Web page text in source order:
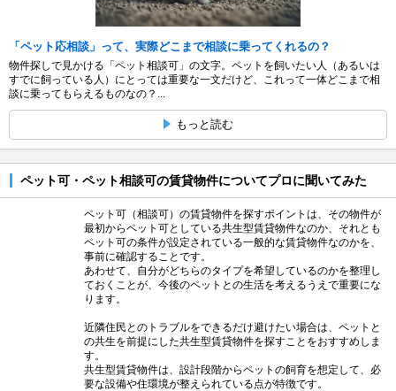
「ペット応相談」って、実際どこまで相談に乗ってくれるの？
物件探しで見かける「ペット相談可」の文字。ペットを飼いたい人（あるいは
すでに飼っている人）にとっては重要な一文だけど、これって一体どこまで相
談に乗ってもらえるものなの？...
もっと読む
ペット可・ペット相談可の賃貸物件についてプロに聞いてみた
ペット可（相談可）の賃貸物件を探すポイントは、その物件が
最初からペット可としている共生型賃貸物件なのか、それとも
ペット可の条件が設定されている一般的な賃貸物件なのかを、
事前に確認することです。
あわせて、自分がどちらのタイプを希望しているのかを整理し
ておくことが、今後のペットとの生活を考えるうえで重要にな
ります。
近隣住民とのトラブルをできるだけ避けたい場合は、ペットと
の共生を前提にした共生型賃貸物件を探すことをおすすめしま
す。
共生型賃貸物件は、設計段階からペットの飼育を想定して、必
要な設備や住環境が整えられている点が特徴です。